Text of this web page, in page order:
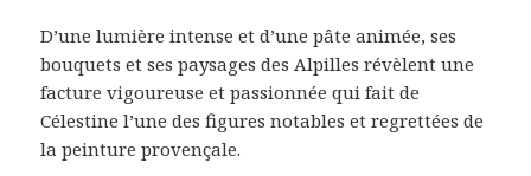
D’une lumière intense et d’une pâte animée, ses
bouquets et ses paysages des Alpilles révèlent une
facture vigoureuse et passionnée qui fait de
Célestine l’une des figures notables et regrettées de
la peinture provençale.